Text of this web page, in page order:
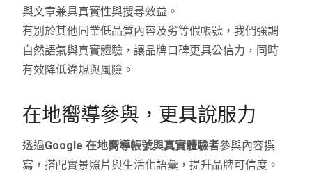
與文章兼具真實性與搜尋效益。
有別於其他同業低品質內容及劣等假帳號，我們強調
自然語氣與真實體驗，讓品牌口碑更具公信力，同時
有效降低違規與風險。
在地嚮導參與，更具說服力
透過Google 在地嚮導帳號與真實體驗者參與內容撰
寫，搭配實景照片與生活化語彙，提升品牌可信度。